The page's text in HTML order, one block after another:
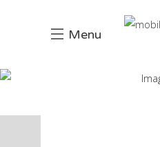
Menu